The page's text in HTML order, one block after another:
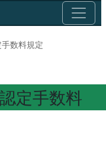
数料規定
定手数料